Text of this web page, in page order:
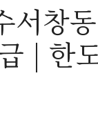
서창
| 한